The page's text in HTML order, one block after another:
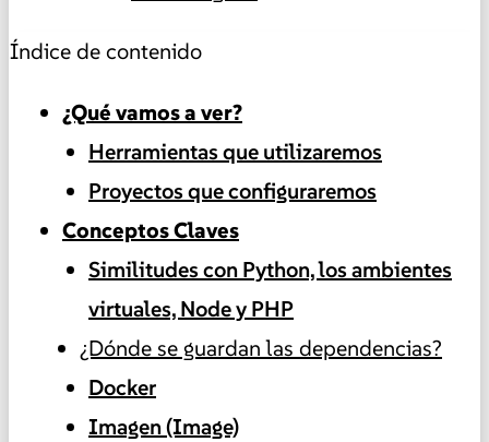
Índice de contenido
¿Qué vamos a ver?
Herramientas que utilizaremos
Proyectos que configuraremos
Conceptos Claves
Similitudes con Python, los ambientes
virtuales, Node y PHP
¿Dónde se guardan las dependencias?
Docker
Imagen (Image)